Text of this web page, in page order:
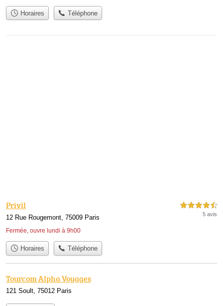
Horaires Téléphone
Privil
12 Rue Rougemont, 75009 Paris
Fermée, ouvre lundi à 9h00
4,5 étoiles sur 5
5 avis
Horaires Téléphone
Tourcom Alpha Voyages
121 Soult, 75012 Paris